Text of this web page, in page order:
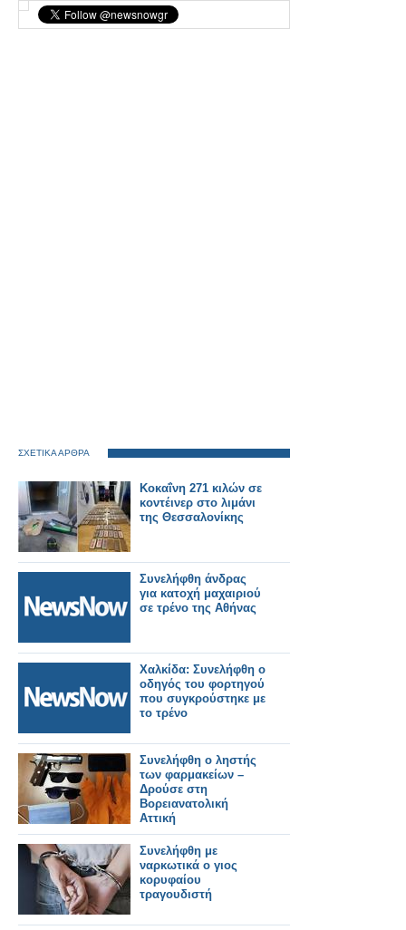
ΣΧΕΤΙΚΑ ΑΡΘΡΑ
Κοκαΐνη 271 κιλών σε
κοντέινερ στο λιμάνι
της Θεσσαλονίκης
Συνελήφθη άνδρας
για κατοχή μαχαιριού
σε τρένο της Αθήνας
Χαλκίδα: Συνελήφθη ο
οδηγός του φορτηγού
που συγκρούστηκε με
το τρένο
Συνελήφθη ο ληστής
των φαρμακείων –
Δρούσε στη
Βορειανατολική
Αττική
Συνελήφθη με
ναρκωτικά ο γιος
κορυφαίου
τραγουδιστή